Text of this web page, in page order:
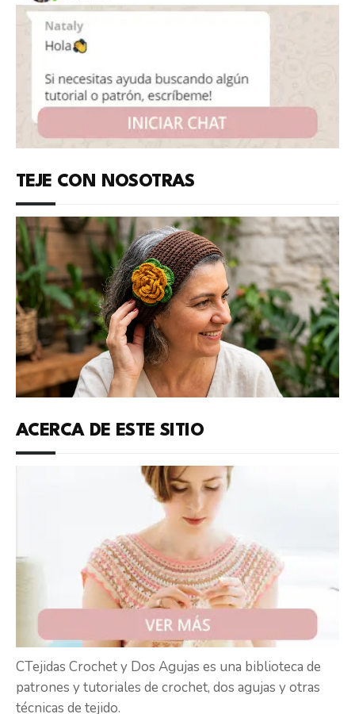
TEJE CON NOSOTRAS
ACERCA DE ESTE SITIO
CTejidas Crochet y Dos Agujas es una biblioteca de
patrones y tutoriales de crochet, dos agujas y otras
técnicas de tejido.